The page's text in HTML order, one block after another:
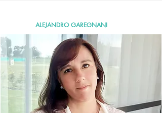
ALEJANDRO GAREGNANI